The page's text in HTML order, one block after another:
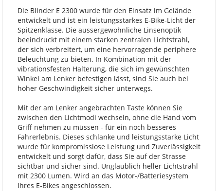
Die Blinder E 2300 wurde für den Einsatz im Gelände
entwickelt und ist ein leistungsstarkes E-Bike-Licht der
Spitzenklasse. Die aussergewöhnliche Linsenoptik
beeindruckt mit einem starken zentralen Lichtstrahl,
der sich verbreitert, um eine hervorragende periphere
Beleuchtung zu bieten. In Kombination mit der
vibrationsfesten Halterung, die sich im gewünschten
Winkel am Lenker befestigen lässt, sind Sie auch bei
hoher Geschwindigkeit sicher unterwegs.
Mit der am Lenker angebrachten Taste können Sie
zwischen den Lichtmodi wechseln, ohne die Hand vom
Griff nehmen zu müssen - für ein noch besseres
Fahrerlebnis. Dieses schlanke und leistungsstarke Licht
wurde für kompromisslose Leistung und Zuverlässigkeit
entwickelt und sorgt dafür, dass Sie auf der Strasse
sichtbar und sicher sind. Unglaublich heller Lichtstrahl
mit 2300 Lumen. Wird an das Motor-/Batteriesystem
Ihres E-Bikes angeschlossen.